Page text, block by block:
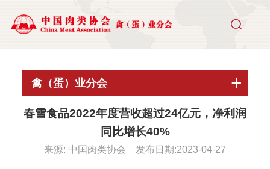
禽（蛋）业分会
春雪食品2022年度营收超过24亿元，净利润
同比增长40%
来源: 中国肉类协会 发布日期:2023-04-27